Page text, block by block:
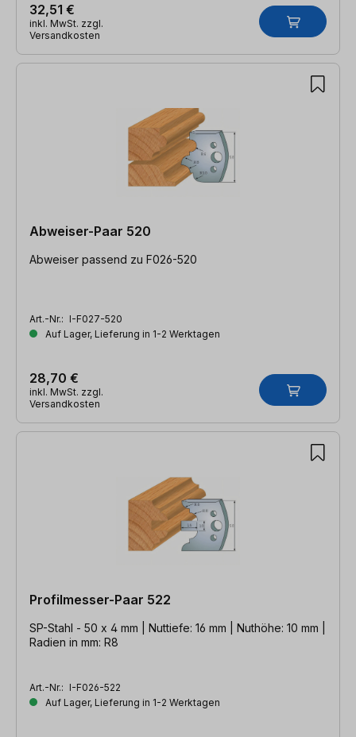
32,51 €
inkl. MwSt. zzgl.
Versandkosten
Abweiser-Paar 520
Abweiser passend zu F026-520
Art.-Nr.: I-F027-520
Auf Lager, Lieferung in 1-2 Werktagen
28,70 €
inkl. MwSt. zzgl.
Versandkosten
Profilmesser-Paar 522
SP-Stahl - 50 x 4 mm | Nuttiefe: 16 mm | Nuthöhe: 10 mm |
Radien in mm: R8
Art.-Nr.: I-F026-522
Auf Lager, Lieferung in 1-2 Werktagen